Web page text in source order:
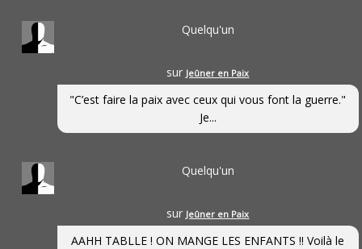
Quelqu'un
sur Jeûner en Paix
"C’est faire la paix avec ceux qui vous font la guerre."
Je...
Quelqu'un
sur Jeûner en Paix
AAHH TABLLE ! ON MANGE LES ENFANTS !! Voilà le